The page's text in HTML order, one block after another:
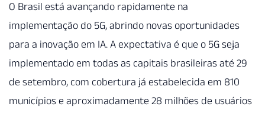
O Brasil está avançando rapidamente na
implementação do 5G, abrindo novas oportunidades
para a inovação em IA. A expectativa é que o 5G seja
implementado em todas as capitais brasileiras até 29
de setembro, com cobertura já estabelecida em 810
municípios e aproximadamente 28 milhões de usuários